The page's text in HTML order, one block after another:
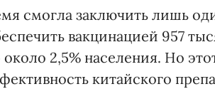
смогла заключить лишь
вакцинацией 957
2,5% населения. Но
китайского